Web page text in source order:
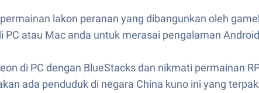
lakon peranan yang dibangunkan oleh
PC atau Mac anda untuk merasai pengalaman
di PC dengan BlueStacks dan nikmati permainan
ada penduduk di negara China kuno ini yang